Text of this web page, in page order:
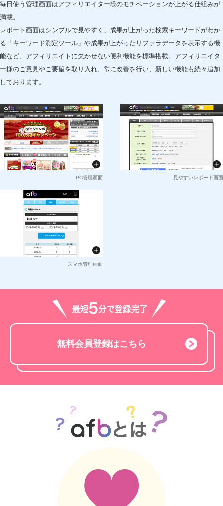
毎日使う管理画面はアフィリエイター様のモチベーションが上がる仕組みが
満載。
レポート画面はシンプルで見やすく、成果が上がった検索キーワードがわか
る「キーワード測定ツール」や成果が上がったリファラデータを表示する機
能など、アフィリエイトに欠かせない便利機能を標準搭載。アフィリエイタ
ー様のご意見やご要望を取り入れ、常に改善を行い、新しい機能も続々追加
しております。
PC管理画面 見やすいレポート画面
スマホ管理画面
無料会員登録はこちら